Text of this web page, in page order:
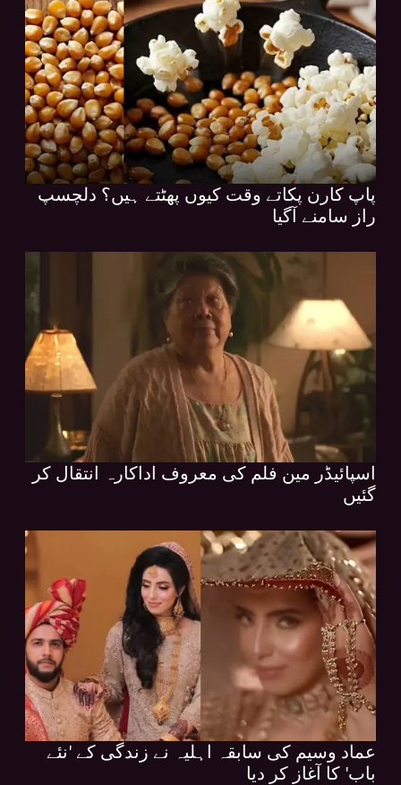
پاپ کارن پکاتے وقت کیوں پھٹتے ہیں؟ دلچسپ
راز سامنے آگیا
اسپائیڈر مین فلم کی معروف اداکارہ انتقال کر
گئیں
عماد وسیم کی سابقہ اہلیہ نے زندگی کے 'نئے
باب' کا آغاز کر دیا